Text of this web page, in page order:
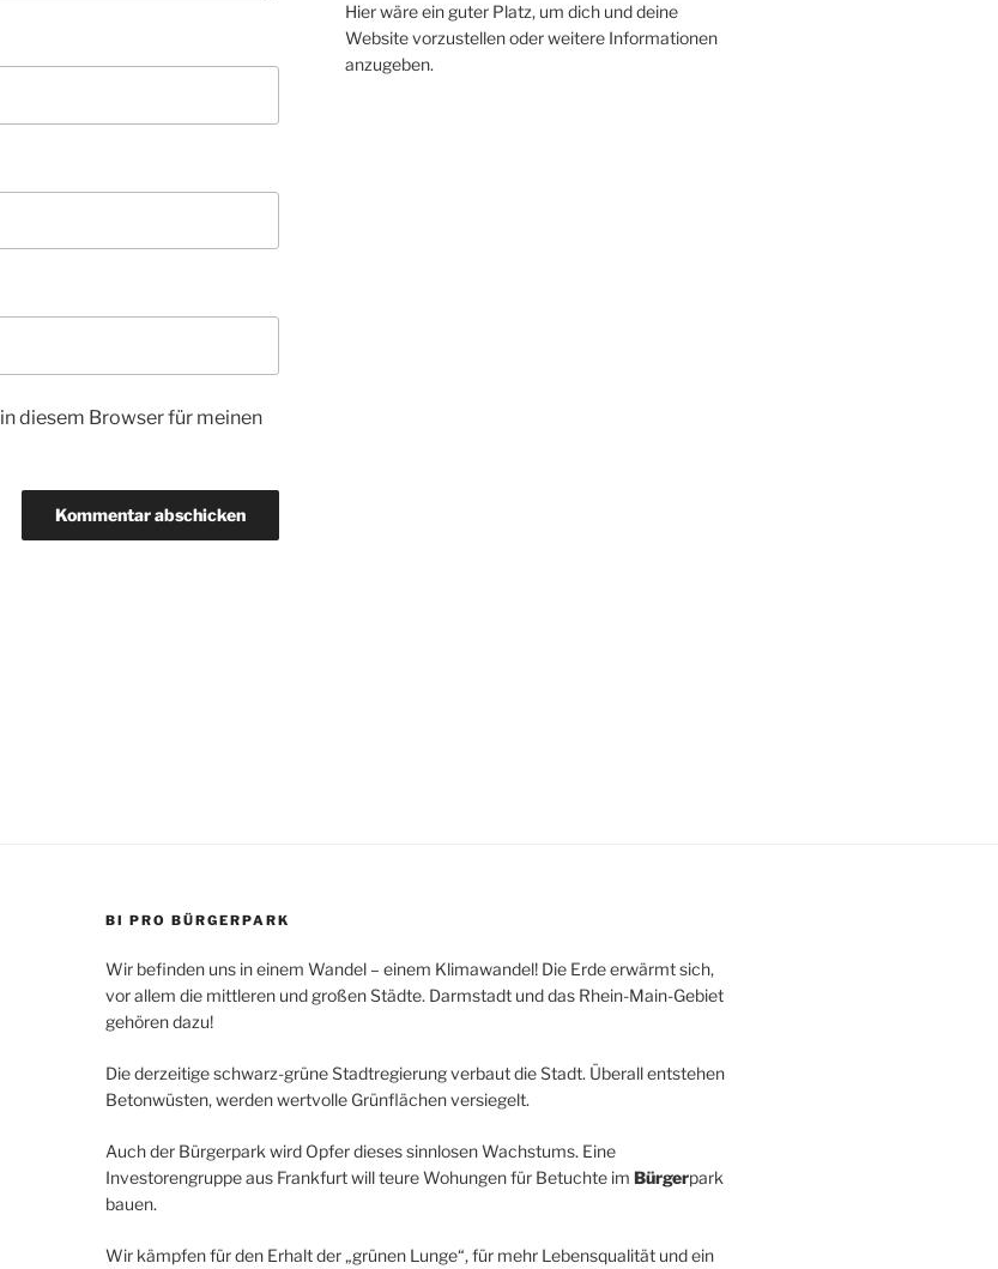
diesem Browser für meinen
Hier wäre ein guter Platz, um dich und deine
Website vorzustellen oder weitere Informationen
anzugeben.
BI PRO BÜRGERPARK
Wir befinden uns in einem Wandel – einem Klimawandel! Die Erde erwärmt sich,
vor allem die mittleren und großen Städte. Darmstadt und das Rhein-Main-Gebiet
gehören dazu!
Die derzeitige schwarz-grüne Stadtregierung verbaut die Stadt. Überall entstehen
Betonwüsten, werden wertvolle Grünflächen versiegelt.
Auch der Bürgerpark wird Opfer dieses sinnlosen Wachstums. Eine
Investorengruppe aus Frankfurt will teure Wohungen für Betuchte im Bürgerpark
bauen.
Wir kämpfen für den Erhalt der „grünen Lunge“, für mehr Lebensqualität und ein